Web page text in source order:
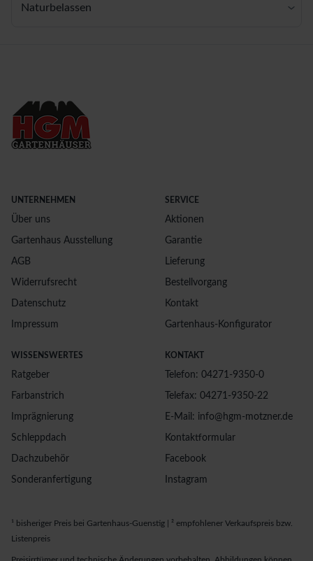
Naturbelassen
UNTERNEHMEN
Über uns
Gartenhaus Ausstellung
AGB
Widerrufsrecht
Datenschutz
Impressum
SERVICE
Aktionen
Garantie
Lieferung
Bestellvorgang
Kontakt
Gartenhaus-Konfigurator
WISSENSWERTES
Ratgeber
Farbanstrich
Imprägnierung
Schleppdach
Dachzubehör
Sonderanfertigung
KONTAKT
Telefon: 04271-9350-0
Telefax: 04271-9350-22
E-Mail: info@hgm-motzner.de
Kontaktformular
Facebook
Instagram
¹ bisheriger Preis bei Gartenhaus-Guenstig | ² empfohlener Verkaufspreis bzw.
Listenpreis